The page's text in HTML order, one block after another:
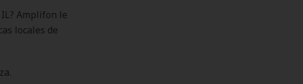
Amplifon le
locales de